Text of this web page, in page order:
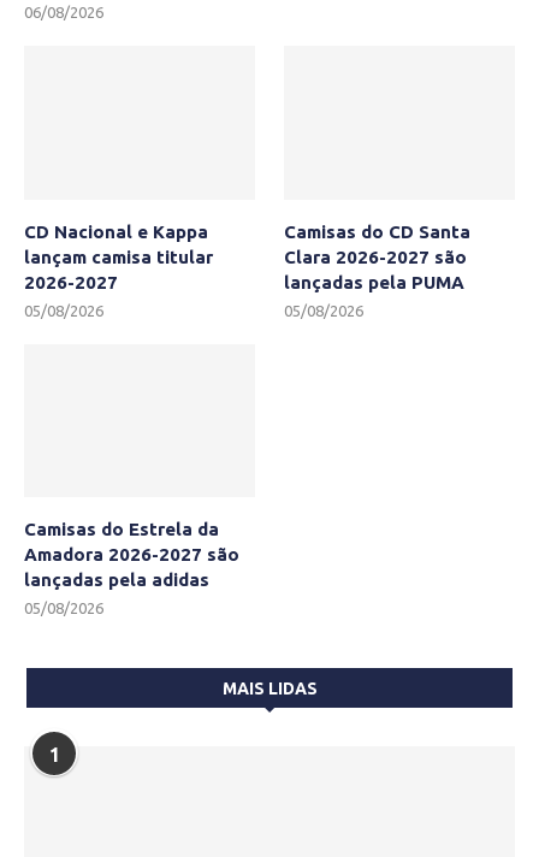
06/08/2026
CD Nacional e Kappa
lançam camisa titular
2026-2027
05/08/2026
Camisas do CD Santa
Clara 2026-2027 são
lançadas pela PUMA
05/08/2026
Camisas do Estrela da
Amadora 2026-2027 são
lançadas pela adidas
05/08/2026
MAIS LIDAS
1